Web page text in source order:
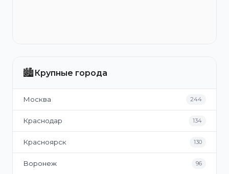
🏙️Крупные города
Москва 244
Краснодар 134
Красноярск 130
Воронеж 96